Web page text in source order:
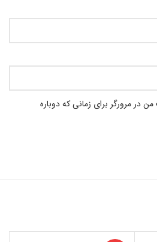
در مرورگر برای زمانی که دوباره